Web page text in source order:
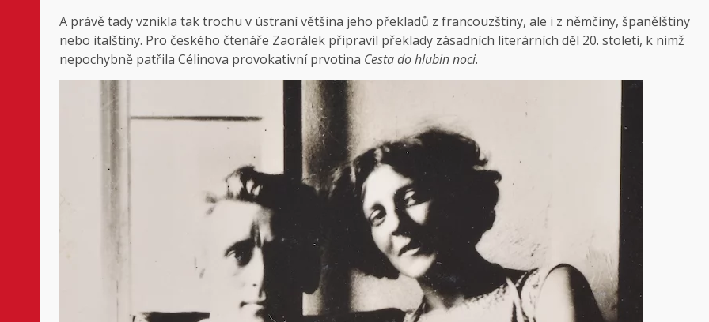
A právě tady vznikla tak trochu v ústraní většina jeho překladů z francouzštiny, ale i z němčiny, španělštiny
nebo italštiny. Pro českého čtenáře Zaorálek připravil překlady zásadních literárních děl 20. století, k nimž
nepochybně patřila Célinova provokativní prvotina Cesta do hlubin noci.